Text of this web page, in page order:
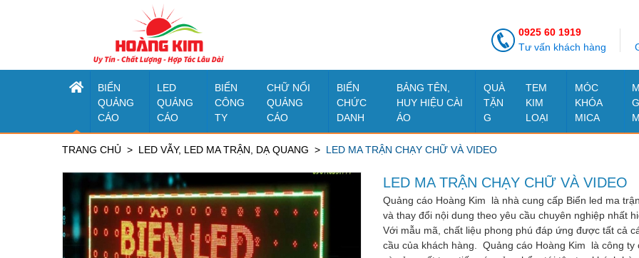
0925 60 1919
Tư vấn khách hàng
BIỂN
QUẢNG
CÁO
LED
QUẢNG
CÁO
BIỂN
CÔNG
TY
CHỮ NỔI
QUẢNG
CÁO
BIỂN
CHỨC
DANH
BẢNG TÊN,
HUY HIỆU CÀI
ÁO
QUÀ
TẶN
G
TEM
KIM
LOẠI
MÓC
KHÓA
MICA
TRANG CHỦ LED VẪY, LED MA TRẬN, DẠ QUANG LED MA TRẬN CHẠY CHỮ VÀ VIDEO
LED MA TRẬN CHẠY CHỮ VÀ VIDEO
Quảng cáo Hoàng Kim là nhà cung cấp Biển led ma
và thay đổi nội dung theo yêu cầu chuyên nghiệp nhất
Với mẫu mã, chất liệu phong phú đáp ứng được tất cả
cầu của khách hàng. Quảng cáo Hoàng Kim là công ty